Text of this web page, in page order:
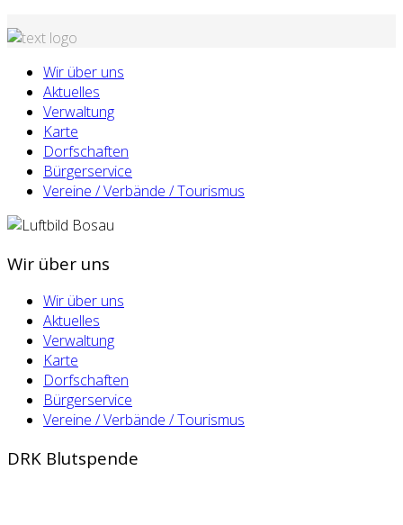
Wir über uns
Aktuelles
Verwaltung
Karte
Dorfschaften
Bürgerservice
Vereine / Verbände / Tourismus
Wir über uns
Wir über uns
Aktuelles
Verwaltung
Karte
Dorfschaften
Bürgerservice
Vereine / Verbände / Tourismus
DRK Blutspende